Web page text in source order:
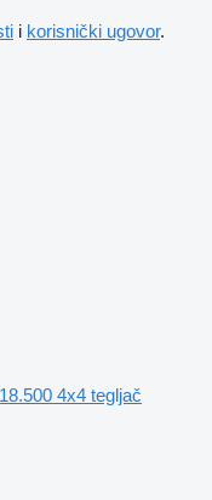
i korisnički ugovor.
4x4 tegljač